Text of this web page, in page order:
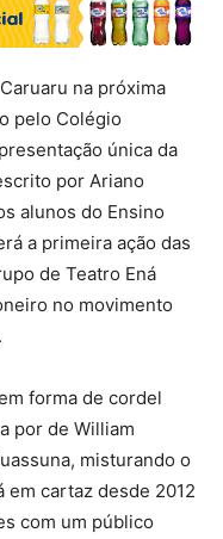
na próxima
pelo Colégio
única da
por Ariano
alunos do Ensino
a primeira ação das
de Teatro Ená
no movimento
forma de cordel
por de William
misturando o
em cartaz desde 2012
com um público